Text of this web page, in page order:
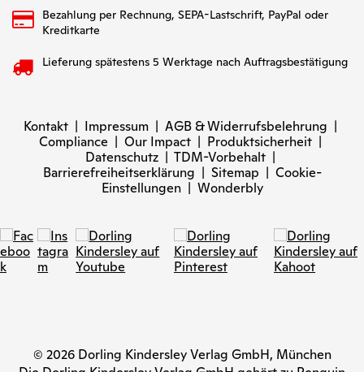
Bezahlung per Rechnung, SEPA-Lastschrift, PayPal oder
Kreditkarte
Lieferung spätestens 5 Werktage nach Auftragsbestätigung
Kontakt | Impressum | AGB & Widerrufsbelehrung |
Compliance | Our Impact | Produktsicherheit |
Datenschutz | TDM-Vorbehalt |
Barrierefreiheitserklärung | Sitemap | Cookie-
Einstellungen| Wonderbly
© 2026 Dorling Kindersley Verlag GmbH, München